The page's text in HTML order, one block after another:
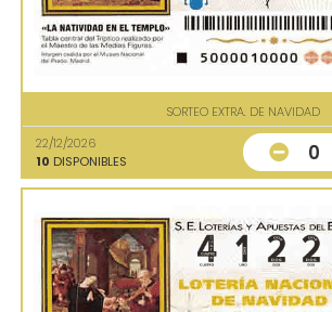
SORTEO EXTRA. DE NAVIDAD
22/12/2026
10 DISPONIBLES 0